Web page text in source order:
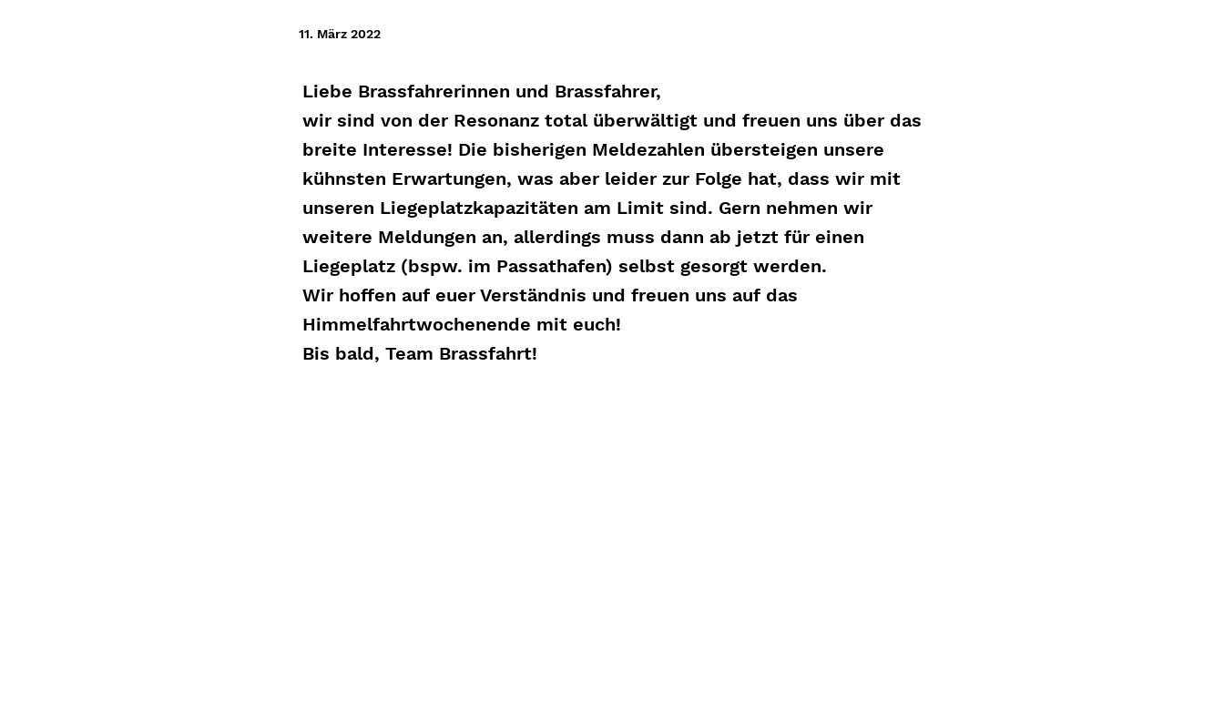
11. März 2022
Liebe Brassfahrerinnen und Brassfahrer,
wir sind von der Resonanz total überwältigt und freuen uns über das
breite Interesse! Die bisherigen Meldezahlen übersteigen unsere
kühnsten Erwartungen, was aber leider zur Folge hat, dass wir mit
unseren Liegeplatzkapazitäten am Limit sind. Gern nehmen wir
weitere Meldungen an, allerdings muss dann ab jetzt für einen
Liegeplatz (bspw. im Passathafen) selbst gesorgt werden.
Wir hoffen auf euer Verständnis und freuen uns auf das
Himmelfahrtwochenende mit euch!
Bis bald, Team Brassfahrt!